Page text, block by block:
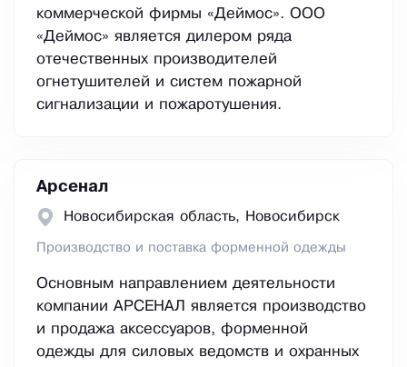
коммерческой фирмы «Деймос». ООО
«Деймос» является дилером ряда
отечественных производителей
огнетушителей и систем пожарной
сигнализации и пожаротушения.
Арсенал
Новосибирская область, Новосибирск
Производство и поставка форменной одежды
Основным направлением деятельности
компании АРСЕНАЛ является производство
и продажа аксессуаров, форменной
одежды для силовых ведомств и охранных